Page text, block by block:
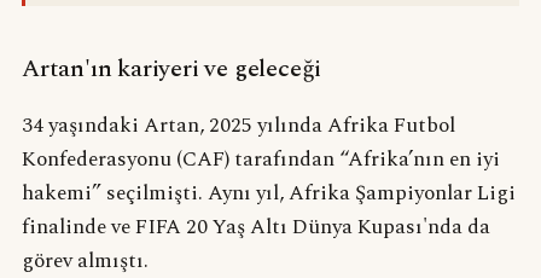
Artan'ın kariyeri ve geleceği
34 yaşındaki Artan, 2025 yılında Afrika Futbol
Konfederasyonu (CAF) tarafından “Afrika’nın en iyi
hakemi” seçilmişti. Aynı yıl, Afrika Şampiyonlar Ligi
finalinde ve FIFA 20 Yaş Altı Dünya Kupası'nda da
görev almıştı.